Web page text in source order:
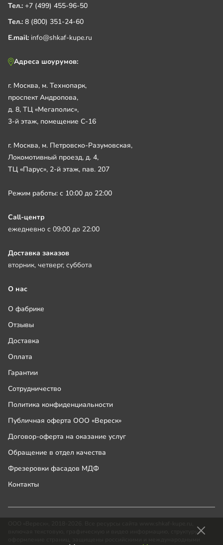
Тел.: +7 (499) 455-96-50
Тел.: 8 (800) 351-24-60
E.mail: info@shkaf-kupe.ru
Адреса шоурумов:
г. Москва, м. Технопарк,
проспект Андропова,
д. 8, ТЦ «Мегаполис»,
3-й этаж, помещение С-16
г. Москва, м. Петровско-Разумовская,
Локомотивный проезд, д. 4,
ТЦ «Парус», 2-й этаж, пав. 207
Режим работы: с 10:00 до 22:00
Call-центр
ежедневно с 09:00 до 22:00
Доставка заказов
вторник, четверг, суббота
О нас
О фабрике
Отзывы
Доставка
Оплата
Гарантии
Сотрудничество
Политика конфиденциальности
Публичная оферта ООО «Вереск»
Договор-оферта на оказание услуг
Обращение в отдел качества
Фрезеровки фасадов МДФ
Контакты
включая текстовую, графическую и видео информацию, структуру и